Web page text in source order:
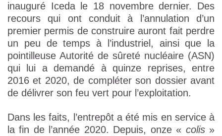
inauguré Iceda le 18 novembre dernier. Des
recours qui ont conduit à l’annulation d’un
premier permis de construire auront fait perdre
un peu de temps à l’industriel, ainsi que la
pointilleuse Autorité de sûreté nucléaire (ASN)
qui lui a demandé à quinze reprises, entre
2016 et 2020, de compléter son dossier avant
de délivrer son feu vert pour l’exploitation.
Dans les faits, l’entrepôt a été mis en service à
la fin de l’année 2020. Depuis, onze « colis»